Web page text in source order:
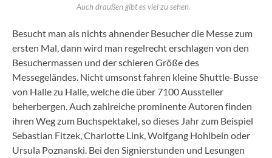
Auch draußen gibt es viel zu sehen.
Besucht man als nichts ahnender Besucher die Messe zum
ersten Mal, dann wird man regelrecht erschlagen von den
Besuchermassen und der schieren Größe des
Messegeländes. Nicht umsonst fahren kleine Shuttle-Busse
von Halle zu Halle, welche die über 7100 Aussteller
beherbergen. Auch zahlreiche prominente Autoren finden
ihren Weg zum Buchspektakel, so dieses Jahr zum Beispiel
Sebastian Fitzek, Charlotte Link, Wolfgang Hohlbein oder
Ursula Poznanski. Bei den Signierstunden und Lesungen